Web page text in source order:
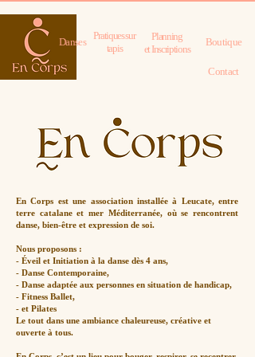
Danses
Pratiques sur
tapis
Contact
Planning
et Inscriptions
Boutique
En Corps est une association installée à Leucate, entre
terre catalane et mer Méditerranée, où se rencontrent
danse, bien-être et expression de soi.
Nous proposons :
- Éveil et Initiation à la danse dès 4 ans,
- Danse Contemporaine,
- Danse adaptée aux personnes en situation de handicap,
- Fitness Ballet,
- et Pilates
Le tout dans une ambiance chaleureuse, créative et
ouverte à tous.